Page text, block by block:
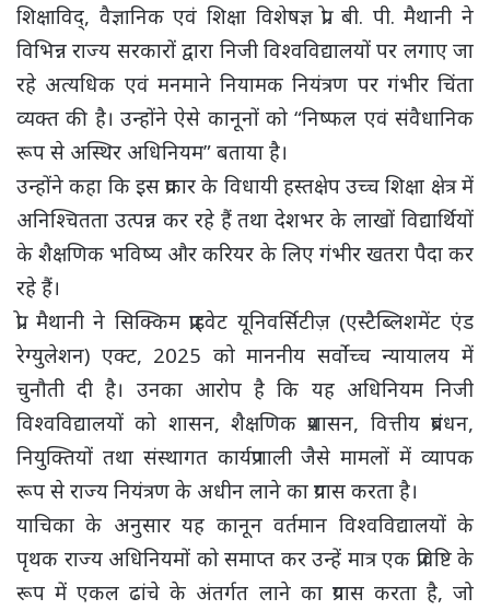
शिक्षाविद्, वैज्ञानिक एवं शिक्षा विशेषज्ञ प्रो. बी. पी. मैथानी ने
विभिन्न राज्य सरकारों द्वारा निजी विश्वविद्यालयों पर लगाए जा
रहे अत्यधिक एवं मनमाने नियामक नियंत्रण पर गंभीर चिंता
व्यक्त की है। उन्होंने ऐसे कानूनों को “निष्फल एवं संवैधानिक
रूप से अस्थिर अधिनियम” बताया है।
उन्होंने कहा कि इस प्रकार के विधायी हस्तक्षेप उच्च शिक्षा क्षेत्र में
अनिश्चितता उत्पन्न कर रहे हैं तथा देशभर के लाखों विद्यार्थियों
के शैक्षणिक भविष्य और करियर के लिए गंभीर खतरा पैदा कर
रहे हैं।
प्रो. मैथानी ने सिक्किम प्राइवेट यूनिवर्सिटीज़ (एस्टैब्लिशमेंट एंड
रेग्युलेशन) एक्ट, 2025 को माननीय सर्वोच्च न्यायालय में
चुनौती दी है। उनका आरोप है कि यह अधिनियम निजी
विश्वविद्यालयों को शासन, शैक्षणिक प्रशासन, वित्तीय प्रबंधन,
नियुक्तियों तथा संस्थागत कार्यप्रणाली जैसे मामलों में व्यापक
रूप से राज्य नियंत्रण के अधीन लाने का प्रयास करता है।
याचिका के अनुसार यह कानून वर्तमान विश्वविद्यालयों के
पृथक राज्य अधिनियमों को समाप्त कर उन्हें मात्र एक प्रविष्टि के
रूप में एकल ढांचे के अंतर्गत लाने का प्रयास करता है, जो